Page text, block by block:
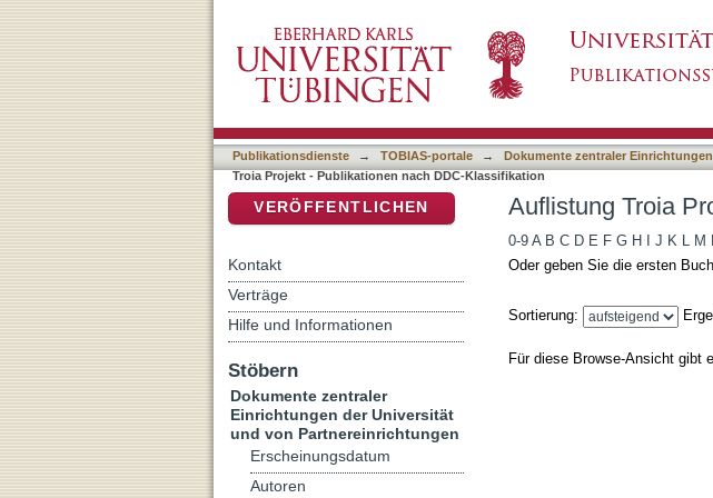
Publikationsdienste → TOBIAS-portale → Dokumente zentraler
Troia Projekt - Publikationen nach DDC-Klassifikation
Auflistung Troia
0-9 A B C D E F G H J K L M
Oder geben Sie die ersten
Sortierung:
Für diese Browse-Ansicht gibt
VERÖFFENTLICHEN
Kontakt
Verträge
Hilfe und Informationen
Stöbern
Dokumente zentraler
Einrichtungen der Universität
und von Partnereinrichtungen
Erscheinungsdatum
Autoren